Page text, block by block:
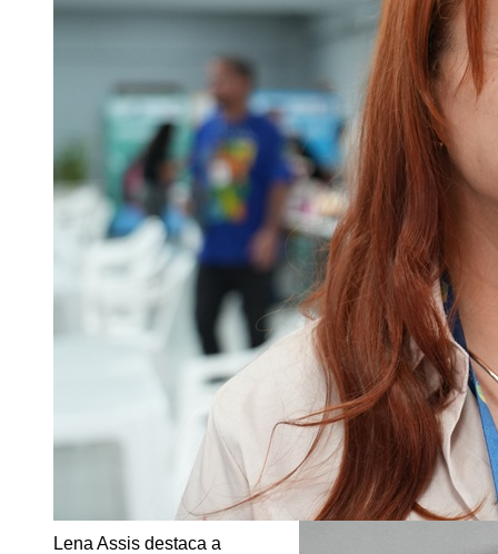
Lena Assis destaca a